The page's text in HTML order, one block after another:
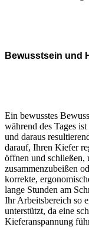
Bewusstsein und
Ein bewusstes
während des Tages
und daraus
darauf, Ihren Kiefer
öffnen und schließen,
zusammenzubeißen
korrekte,
lange Stunden am
Ihr Arbeitsbereich so
unterstützt, da eine
Kieferanspannung